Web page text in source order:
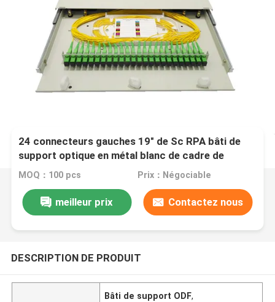
24 connecteurs gauches 19" de Sc RPA bâti de
support optique en métal blanc de cadre de
distribution de tableau de connexions de fibre
MOQ：100 pcs Prix：Négociable
meilleur prix Contactez nous
DESCRIPTION DE PRODUIT
Bâti de support ODF,